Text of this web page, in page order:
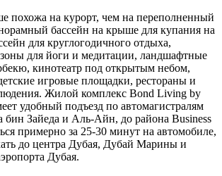
похожа на курорт, чем на переполненный
бассейн на крыше для купания на
для круглогодичного отдыха,
для йоги и медитации, ландшафтные
кинотеатр под открытым небом,
игровые площадки, рестораны и
Жилой комплекс Bond Living by
удобный подъезд по автомагистралям
Зайеда и Аль-Айн, до района Business
примерно за 25-30 минут на автомобиле,
до центра Дубая, Дубай Марины и
Дубая.